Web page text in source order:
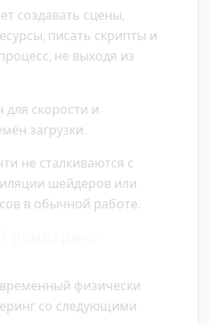
создавать сцены,
писать скрипты и
не выходя из
для скорости и
загрузки.
не сталкиваются с
шейдеров или
в обычной работе.
физически
со следующими